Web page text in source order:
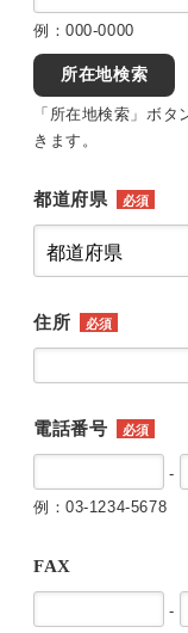
例：000-0000
所在地検索
「所在地検索」ボ
きます。
都道府県 必須
住所 必須
電話番号 必須
-
例：03-1234-5678
FAX
-